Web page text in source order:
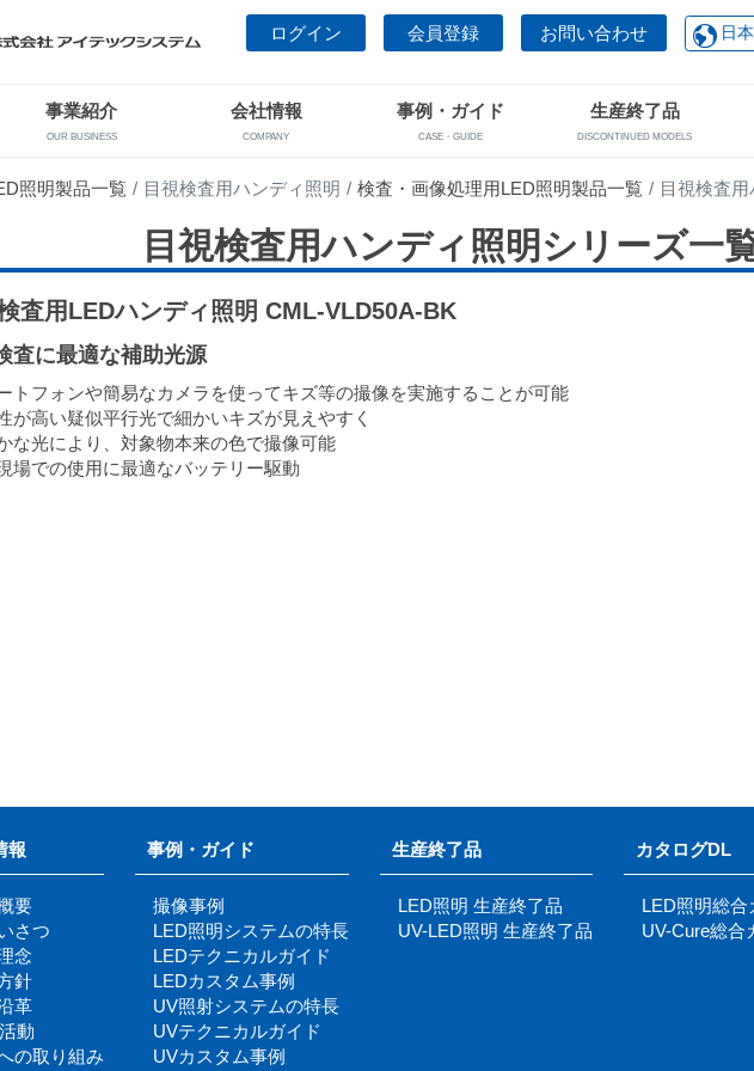
ログイン 会員登録 お問い合わせ
事業紹介
OUR BUSINESS
会社情報
COMPANY
事例・ガイド
CASE・GUIDE
生産終了品
DISCONTINUED MODELS
照明製品一覧 目視検査用ハンディ照明 検査・画像処理用LED照明製品一覧 目視検査
目視検査用ハンディ照明シリーズ一
査用LEDハンディ照明 CML-VLD50A-BK
査に最適な補助光源
トフォンや簡易なカメラを使ってキズ等の撮像を実施することが可能
が高い疑似平行光で細かいキズが見えやすく
な光により、対象物本来の色で撮像可能
場での使用に最適なバッテリー駆動
報
要
さつ
念
針
革
動
の取り組み
事例・ガイド
撮像事例
LED照明システムの特長
LEDテクニカルガイド
LEDカスタム事例
UV照射システムの特長
UVテクニカルガイド
UVカスタム事例
生産終了品
LED照明 生産終了品
UV-LED照明 生産終了品
カタログDL
LED照明総合
UV-Cure総合